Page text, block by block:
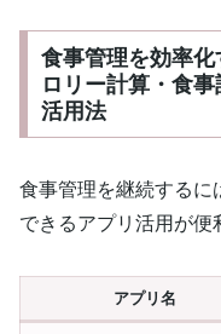
食事管理を効率
ロリー計算・食
活用法
食事管理を継続するに
できるアプリ活用が便
アプリ名